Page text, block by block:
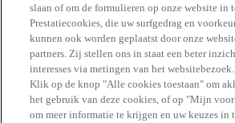
#GENIET
Vind alle antwoorden in
slaan of om de formulieren op onze website in
Prestatiecookies, die uw surfgedrag en
kunnen ook worden geplaatst door onze
partners. Zij stellen ons in staat een beter
interesses via metingen van het websitebezoek.
Klik op de knop "Alle cookies toestaan" om
het gebruik van deze cookies, of op "Mijn
om meer informatie te krijgen en uw keuzes in